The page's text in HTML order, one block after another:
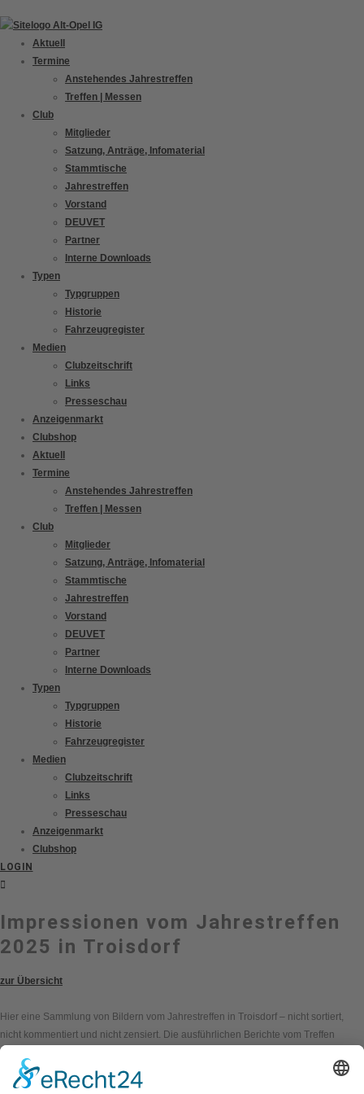
Zum
Inhalt
springen
Aktuell
Termine
Anstehendes Jahrestreffen
Treffen | Messen
Club
Mitglieder
Satzung, Anträge, Infomaterial
Stammtische
Jahrestreffen
Vorstand
DEUVET
Partner
Interne Downloads
Typen
Typgruppen
Historie
Fahrzeugregister
Medien
Clubzeitschrift
Links
Presseschau
Anzeigenmarkt
Clubshop
Aktuell
Termine
Anstehendes Jahrestreffen
Treffen | Messen
Club
Mitglieder
Satzung, Anträge, Infomaterial
Stammtische
Jahrestreffen
Vorstand
DEUVET
Partner
Interne Downloads
Typen
Typgruppen
Historie
Fahrzeugregister
Medien
Clubzeitschrift
Links
Presseschau
Anzeigenmarkt
Clubshop
LOGIN
Impressionen vom Jahrestreffen
2025 in Troisdorf
zur Übersicht
Hier eine Sammlung von Bildern vom Jahrestreffen in Troisdorf – nicht sortiert,
nicht kommentiert und nicht zensiert. Die ausführlichen Berichte vom Treffen
folgen im Clubheft 291, das Ende Juni erscheint, und später auch hier auf der
Homepage.